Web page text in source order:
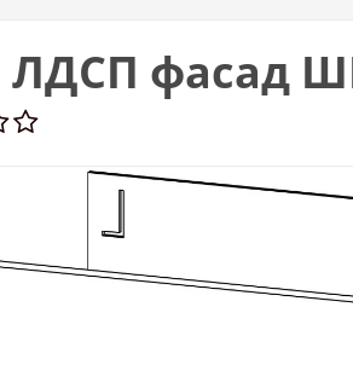
ЛДСП фасад